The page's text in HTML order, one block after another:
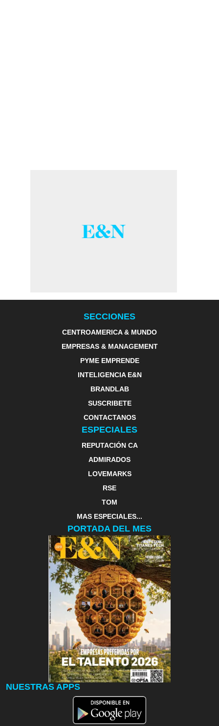
SECCIONES
CENTROAMERICA & MUNDO
EMPRESAS & MANAGEMENT
PYME EMPRENDE
INTELIGENCIA E&N
BRANDLAB
SUSCRIBETE
CONTACTANOS
ESPECIALES
REPUTACIÓN CA
ADMIRADOS
LOVEMARKS
RSE
TOM
MAS ESPECIALES...
PORTADA DEL MES
NUESTRAS APPS